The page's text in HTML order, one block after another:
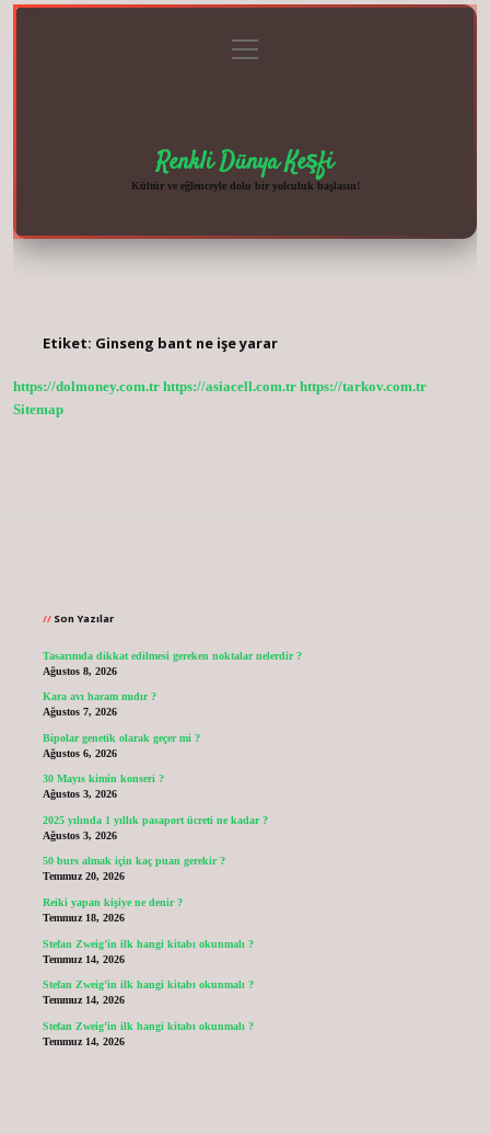
menüyü
aç
Renkli Dünya Keşfi
Kültür ve eğlenceyle dolu bir yolculuk başlasın!
Etiket: Ginseng bant ne işe yarar
https://dolmoney.com.tr https://asiacell.com.tr https://tarkov.com.tr
Sitemap
Son Yazılar
Tasarımda dikkat edilmesi gereken noktalar nelerdir ?
Ağustos 8, 2026
Kara avı haram mıdır ?
Ağustos 7, 2026
Bipolar genetik olarak geçer mi ?
Ağustos 6, 2026
30 Mayıs kimin konseri ?
Ağustos 3, 2026
2025 yılında 1 yıllık pasaport ücreti ne kadar ?
Ağustos 3, 2026
50 burs almak için kaç puan gerekir ?
Temmuz 20, 2026
Reiki yapan kişiye ne denir ?
Temmuz 18, 2026
Stefan Zweig’in ilk hangi kitabı okunmalı ?
Temmuz 14, 2026
Stefan Zweig’in ilk hangi kitabı okunmalı ?
Temmuz 14, 2026
Stefan Zweig’in ilk hangi kitabı okunmalı ?
Temmuz 14, 2026